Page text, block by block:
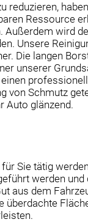
reduzieren,
Ressource
wird
Unsere
Die langen
unserer
von Schmutz
Auto glänzend.
Sie tätig
werden
aus dem